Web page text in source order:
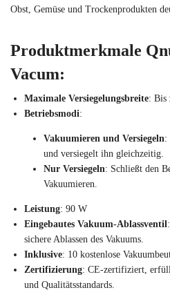
Obst, Gemüse und Trockenprodukten
Produktmerkmale
Vacum:
Maximale Versiegelungsbreite: Bis
Betriebsmodi:
Vakuumieren und Versiegeln:
und versiegelt ihn gleichzeitig.
Nur Versiegeln: Schließt den
Vakuumieren.
Leistung: 90 W
Eingebautes Vakuum-Ablassventil
sichere Ablassen des Vakuums.
Inklusive: 10 kostenlose
Zertifizierung: CE-zertifiziert,
und Qualitätsstandards.